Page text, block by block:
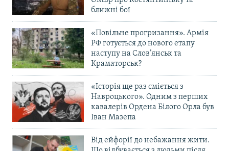
ближні бої
«Повільне прогризання». Армія
РФ готується до нового етапу
наступу на Слов’янськ та
Краматорськ?
«Історія ще раз сміється з
Навроцького». Одним з перших
кавалерів Ордена Білого Орла був
Іван Мазепа
Від ейфорії до небажання жити.